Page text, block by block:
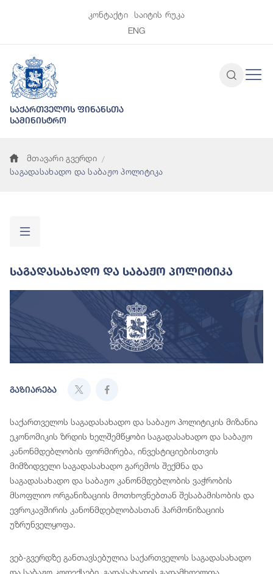
კონტაქტი
საიტის რუკა
ENG
საქართველოს ფინანსთა
სამინისტრო
მთავარი გვერდი
საგადასახადო და საბაჟო პოლიტიკა
Საგადასახადო Და Საბაჟო Პოლიტიკა
გაზიარება
საქართველოს საგადასახადო და საბაჟო პოლიტიკის მიზანია
ეკონომიკის ზრდის ხელშემწყობი საგადასახადო და საბაჟო
კანონმდებლობის ფორმირება, ინვესტიციებისთვის
მიმზიდველი საგადასახადო გარემოს შექმნა და
საგადასახადო და საბაჟო კანონმდებლობის ვაჭრობის
მსოფლიო ორგანიზაციის მოთხოვნებთან შესაბამისობის და
ევროკავშირის კანონმდებლობასთან ჰარმონიზაციის
უზრუნველყოფა.
ვებ-გვერდზე განთავსებულია საქართველოს საგადასახადო
და საბაჟო კოდექსები, გადასახადის გადამხდელთა